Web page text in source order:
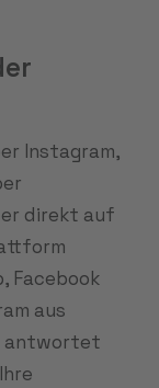
Instagram,
direkt auf
Facebook
aus
antwortet